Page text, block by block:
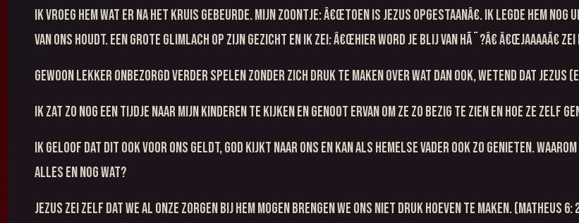
Ik vroeg hem wat er na het kruis gebeurde. Mijn zoontje: â€œtoen is Jezus opgestaanâ€. Ik legde hem
van ons houdt. Een grote glimlach op zijn gezicht en ik zei: â€œhier word je blij van hÃ¨?â€ â€œJaaaaâ€
Gewoon lekker onbezorgd verder spelen zonder zich druk te maken over wat dan ook, wetend dat Jezus
Ik zat zo nog een tijdje naar mijn kinderen te kijken en genoot ervan om ze zo bezig te zien en hoe ze zelf
Ik geloof dat dit ook voor ons geldt, God kijkt naar ons en kan als hemelse Vader ook zo genieten.
alles en nog wat?
Jezus zei zelf dat we al onze zorgen bij Hem mogen brengen we ons niet druk hoeven te maken. (Matheus